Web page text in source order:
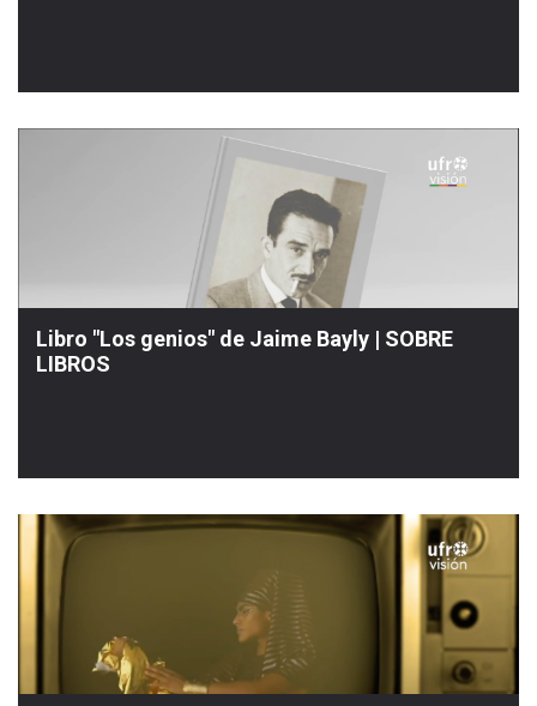
Libro "Los genios" de Jaime Bayly | SOBRE
LIBROS